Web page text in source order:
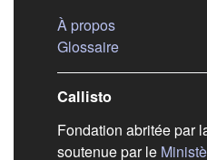
À propos(s'ouvre dans
Glossaire(s'ouvre dans
Callisto
Fondation abritée par
soutenue par le